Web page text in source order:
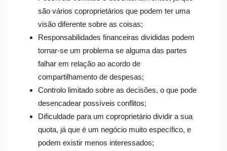
são vários coproprietários que podem ter uma
visão diferente sobre as coisas;
Responsabilidades financeiras divididas podem
tornar-se um problema se alguma das partes
falhar em relação ao acordo de
compartilhamento de despesas;
Controlo limitado sobre as decisões, o que pode
desencadear possíveis conflitos;
Dificuldade para um coproprietário dividir a sua
quota, já que é um negócio muito específico, e
podem existir menos interessados;